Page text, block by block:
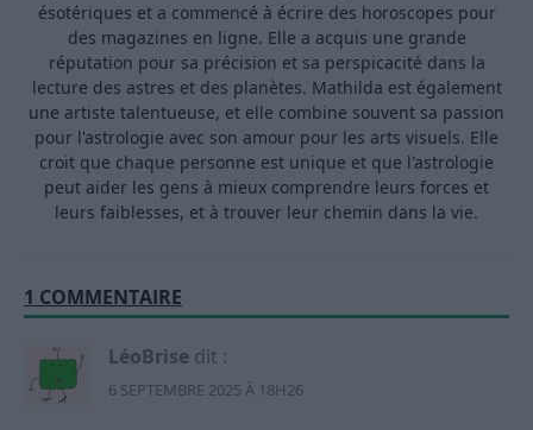
ésotériques et a commencé à écrire des horoscopes pour
des magazines en ligne. Elle a acquis une grande
réputation pour sa précision et sa perspicacité dans la
lecture des astres et des planètes. Mathilda est également
une artiste talentueuse, et elle combine souvent sa passion
pour l'astrologie avec son amour pour les arts visuels. Elle
croit que chaque personne est unique et que l'astrologie
peut aider les gens à mieux comprendre leurs forces et
leurs faiblesses, et à trouver leur chemin dans la vie.
1 COMMENTAIRE
LéoBrise dit :
6 SEPTEMBRE 2025 À 18H26